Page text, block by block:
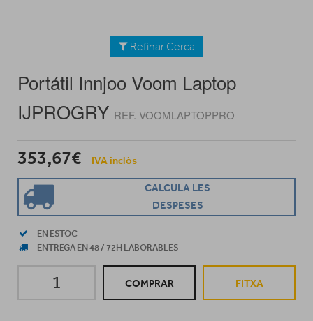
Refinar Cerca
Portátil Innjoo Voom Laptop
IJPROGRY REF. VOOMLAPTOPPRO
353,67€ IVA inclòs
CALCULA LES
DESPESES
EN ESTOC
ENTREGA EN 48 / 72H LABORABLES
COMPRAR FITXA